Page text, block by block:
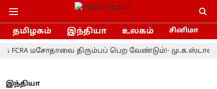
தமிழகம் இந்தியா உலகம் சினிமா
மசோதாவை திரும்பப் பெற வேண்டும்!- மு.க.ஸ்டாலின்
இந்தியா